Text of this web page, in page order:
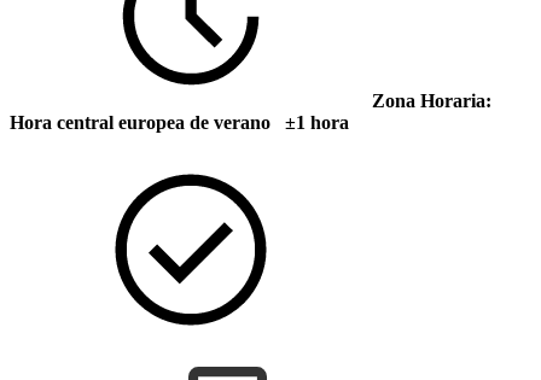
Zona Horaria:
Hora central europea de verano ±1 hora